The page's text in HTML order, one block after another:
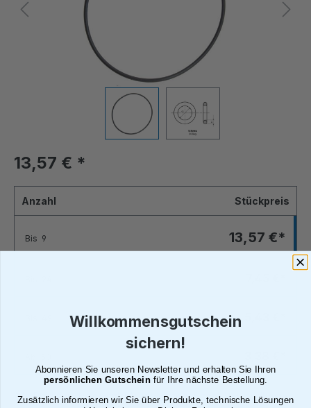
13,57 € *
Anzahl Stückpreis
Bis 9 13,57 €*
Alle Preise inkl. gesetzl. Mehrwertsteuer zzgl. Versandkosten
Willkommensgutschein
sichern!
Abonnieren Sie unseren Newsletter und erhalten Sie Ihren
persönlichen Gutscheinfür Ihre nächste Bestellung.
Zusätzlich informieren wir Sie über Produkte, technische Lösungen